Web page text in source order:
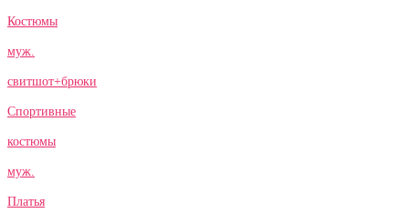
Костюмы
муж.
свитшот+брюки
Спортивные
костюмы
муж.
Платья